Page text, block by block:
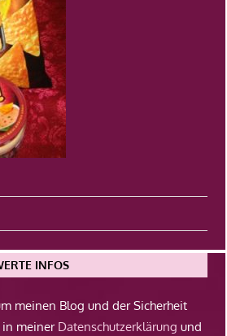
INFOS
meinen Blog und der Sicherheit
in meiner Datenschutzerklärung und